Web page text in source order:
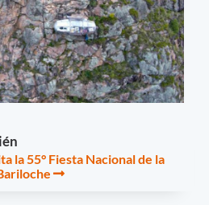
la 55° Fiesta Nacional de la